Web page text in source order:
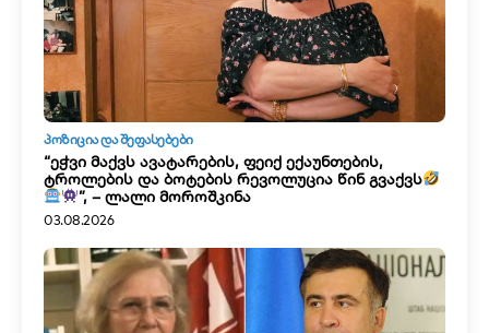
ᲞᲝᲖᲘᲪᲘᲐ ᲓᲐ ᲨᲔᲤᲐᲡᲔᲑᲔᲑᲘ
“ეჭვი მაქვს ავატარების, ფეიქ ექაუნთების,
ტროლების და ბოტების რევოლუცია წინ გვაქვს
”, – ლალი მოროშკინა
03.08.2026